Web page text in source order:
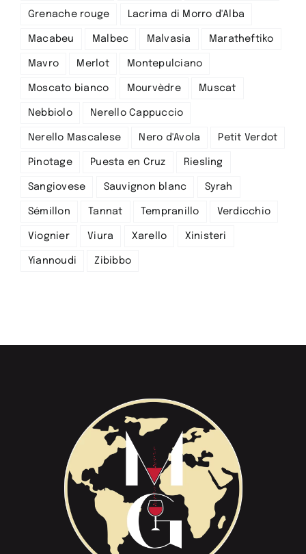
Grenache rouge Lacrima di Morro d'Alba
Macabeu Malbec Malvasia Maratheftiko
Mavro Merlot Montepulciano
Moscato bianco Mourvèdre Muscat
Nebbiolo Nerello Cappuccio
Nerello Mascalese Nero d'Avola Petit Verdot
Pinotage Puesta en Cruz Riesling
Sangiovese Sauvignon blanc Syrah
Sémillon Tannat Tempranillo Verdicchio
Viognier Viura Xarello Xinisteri
Yiannoudi Zibibbo